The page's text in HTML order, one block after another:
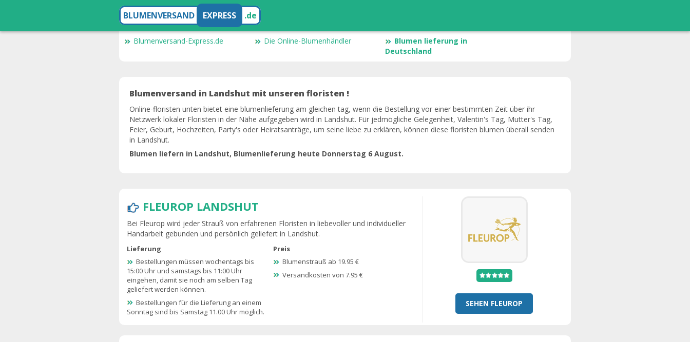
BLUMENVERSAND EXPRESS .de
Blumenversand-Express.de Die Online-Blumenhändler
Blumen lieferung in
Deutschland
Blumenversand in Landshut mit unseren floristen !
Online-floristen unten bietet eine blumenlieferung am gleichen tag, wenn die Bestellung vor einer bestimmten Zeit über ihr
Netzwerk lokaler Floristen in der Nähe aufgegeben wird in Landshut. Für jedmögliche Gelegenheit, Valentin's Tag, Mutter's Tag,
Feier, Geburt, Hochzeiten, Party's oder Heiratsanträge, um seine liebe zu erklären, können diese floristen blumen überall senden
in Landshut.
Blumen liefern in Landshut, Blumenlieferung heute Donnerstag 6 August.
FLEUROP LANDSHUT
Bei Fleurop wird jeder Strauß von erfahrenen Floristen in liebevoller und individueller
Handarbeit gebunden und persönlich geliefert in Landshut.
Lieferung
Bestellungen müssen wochentags bis
15:00 Uhr und samstags bis 11:00 Uhr
eingehen, damit sie noch am selben Tag
geliefert werden können.
Bestellungen für die Lieferung an einem
Sonntag sind bis Samstag 11.00 Uhr möglich.
Preis
Blumenstrauß ab 19.95 €
Versandkosten von 7.95 €
SEHEN FLEUROP